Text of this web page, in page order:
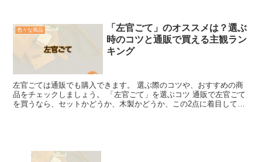
色々な商品
「左官ごて」のオススメは？選ぶ
時のコツと通販で買える主観ラン
キング
左官ごては通販でも購入できます。 選ぶ際のコツや、おすすめの商
品をチェックしましょう。 「左官ごて」を選ぶコツ 通販で左官ごて
を買うなら、セットかどうか、木製かどうか、この2点に着目してみ